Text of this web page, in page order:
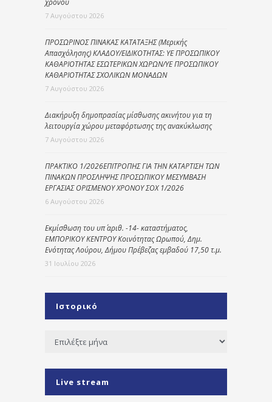
7 Αυγούστου 2026
ΠΡΟΣΩΡΙΝΟΣ ΠΙΝΑΚΑΣ ΚΑΤΑΤΑΞΗΣ (Μερικής
Απασχόλησης) ΚΛΑΔΟΥ/ΕΙΔΙΚΟΤΗΤΑΣ: ΥΕ ΠΡΟΣΩΠΙΚΟΥ
ΚΑΘΑΡΙΟΤΗΤΑΣ ΕΣΩΤΕΡΙΚΩΝ ΧΩΡΩΝ/ΥΕ ΠΡΟΣΩΠΙΚΟΥ
ΚΑΘΑΡΙΟΤΗΤΑΣ ΣΧΟΛΙΚΩΝ ΜΟΝΑΔΩΝ
7 Αυγούστου 2026
Διακήρυξη δημοπρασίας μίσθωσης ακινήτου για τη
λειτουργία χώρου μεταφόρτωσης της ανακύκλωσης
7 Αυγούστου 2026
ΠΡΑΚΤΙΚΟ 1/2026ΕΠΙΤΡΟΠΗΣ ΓΙΑ ΤΗΝ ΚΑΤΑΡΤΙΣΗ ΤΩΝ
ΠΙΝΑΚΩΝ ΠΡΟΣΛΗΨΗΣ ΠΡΟΣΩΠΙΚΟΥ ΜΕΣΥΜΒΑΣΗ
ΕΡΓΑΣΙΑΣ ΟΡΙΣΜΕΝΟΥ ΧΡΟΝΟΥ ΣΟΧ 1/2026
6 Αυγούστου 2026
Εκμίσθωση του υπ΄ αριθ. -14- καταστήματος,
ΕΜΠΟΡΙΚΟΥ ΚΕΝΤΡΟΥ Κοινότητας Ωρωπού, Δημ.
Ενότητας Λούρου, Δήμου Πρέβεζας εμβαδού 17,50 τ.μ.
31 Ιουλίου 2026
Ιστορικό
Ιστορικό
Live stream